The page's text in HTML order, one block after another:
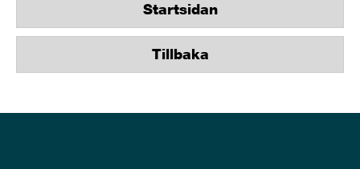
Startsidan
Tillbaka